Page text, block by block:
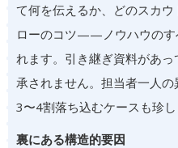
て何を伝えるか、どのスカ
ローのコツ——ノウハウのす
れます。引き継ぎ資料があ
承されません。担当者一人
3〜4割落ち込むケースも珍し
裏にある構造的要因